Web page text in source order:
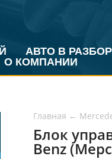
АВТО В РАЗБОР
О КОМПАНИИ
Главная ←
Блок
Benz